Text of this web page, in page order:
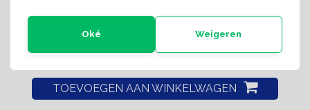
Oké Weigeren
TOEVOEGEN AAN WINKELWAGEN